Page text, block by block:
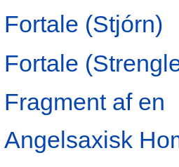
Fortale (Stjórn)
Fortale
Fragment af en
Angelsaxisk